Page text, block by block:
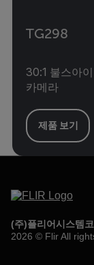
TG298
30:1 불스아
카메라
제품 보기
(주)플리어시스템
2026 © Flir All